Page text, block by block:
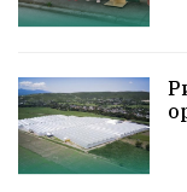
ПетърПетров
Сигурност